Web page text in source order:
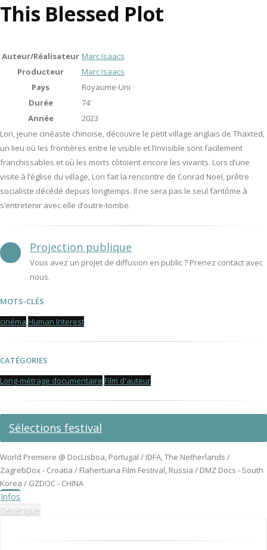
This Blessed Plot
Auteur/Réalisateur Marc Isaacs
Producteur
Marc Isaacs
Pays
Royaume-Uni
Durée
74'
Année
2023
Lori, jeune cinéaste chinoise, découvre le petit village anglais de Thaxted,
un lieu où les frontières entre le visible et l’invisible sont facilement
franchissables et où les morts côtoient encore les vivants. Lors d’une
visite à l’église du village, Lori fait la rencontre de Conrad Noel, prêtre
socialiste décédé depuis longtemps. Il ne sera pas le seul fantôme à
s’entretenir avec elle d’outre-tombe.
Projection publique
Vous avez un projet de diffusion en public ? Prenez contact avec
nous.
MOTS-CLÉS
cinéma Human Interest
CATÉGORIES
Long-métrage documentaire Film d'auteur
Sélections festival
World Premiere @ DocLisboa, Portugal / IDFA, The Netherlands /
ZagrebDox - Croatia / Flahertiana Film Festival, Russia / DMZ Docs - South
Korea / GZDOC - CHINA
Infos
Générique